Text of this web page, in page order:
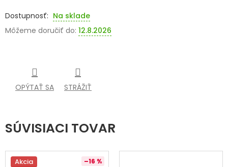
cena:
Na sklade
Môžeme doručiť do: 12.8.2026
OPÝTAŤ SA STRÁŽIŤ
SÚVISIACI TOVAR
Akcia
–16 %